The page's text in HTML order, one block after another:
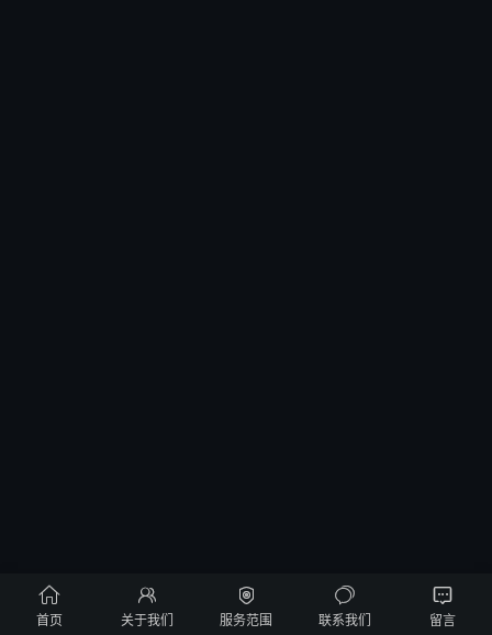

首页

关于我们

服务范围

联系我们

留言